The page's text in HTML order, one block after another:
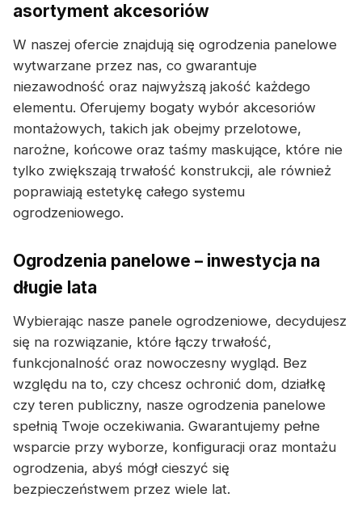
asortyment akcesoriów
W naszej ofercie znajdują się ogrodzenia panelowe
wytwarzane przez nas, co gwarantuje
niezawodność oraz najwyższą jakość każdego
elementu. Oferujemy bogaty wybór akcesoriów
montażowych, takich jak obejmy przelotowe,
narożne, końcowe oraz taśmy maskujące, które nie
tylko zwiększają trwałość konstrukcji, ale również
poprawiają estetykę całego systemu
ogrodzeniowego.
Ogrodzenia panelowe – inwestycja na
długie lata
Wybierając nasze panele ogrodzeniowe, decydujesz
się na rozwiązanie, które łączy trwałość,
funkcjonalność oraz nowoczesny wygląd. Bez
względu na to, czy chcesz ochronić dom, działkę
czy teren publiczny, nasze ogrodzenia panelowe
spełnią Twoje oczekiwania. Gwarantujemy pełne
wsparcie przy wyborze, konfiguracji oraz montażu
ogrodzenia, abyś mógł cieszyć się
bezpieczeństwem przez wiele lat.